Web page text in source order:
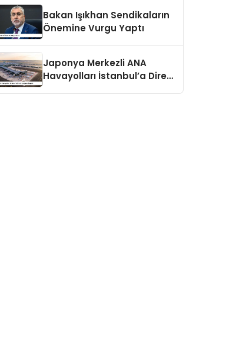
Bakan Işıkhan Sendikaların
Önemine Vurgu Yaptı
Japonya Merkezli ANA
Havayolları İstanbul’a Direkt